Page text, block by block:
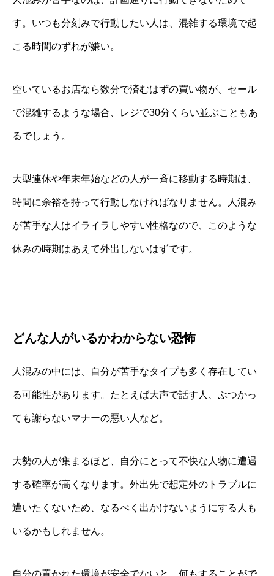
す。いつも分刻みで行動したい人は、混雑する環境で起
こる時間のずれが嫌い。
空いているお店なら数分で済むはずの買い物が、セール
で混雑するような場合、レジで30分くらい並ぶこともあ
るでしょう。
大型連休や年末年始などの人が一斉に移動する時期は、
時間に余裕を持って行動しなければなりません。人混み
が苦手な人はイライラしやすい性格なので、このような
休みの時期はあえて外出しないはずです。
どんな人がいるかわからない恐怖
人混みの中には、自分が苦手なタイプも多く存在してい
る可能性があります。たとえば大声で話す人、ぶつかっ
ても謝らないマナーの悪い人など。
大勢の人が集まるほど、自分にとって不快な人物に遭遇
する確率が高くなります。外出先で想定外のトラブルに
遭いたくないため、なるべく出かけないようにする人も
いるかもしれません。
自分の置かれた環境が安全でないと、何もすることがで